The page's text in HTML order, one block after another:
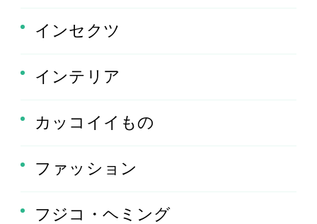
インセクツ
インテリア
カッコイイもの
ファッション
フジコ・ヘミング